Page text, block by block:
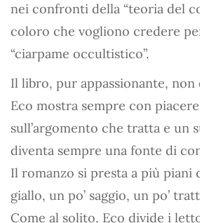
nei confronti della “teoria del
coloro che vogliono credere
“ciarpame occultistico”.
Il libro, pur appassionante,
Eco mostra sempre con
sull’argomento che tratta e un
diventa sempre una fonte di
Il romanzo si presta a più piani
giallo, un po’ saggio, un po’
Come al solito, Eco divide i